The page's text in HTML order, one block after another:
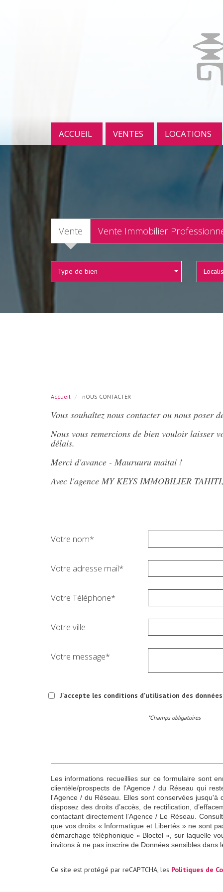
ACCUEIL VENTES LOCATIONS
Vente Vente Immobilier
Type de bien
Accueil nOUS CONTACTER
Vous souhaîtez nous contacter ou nous poser
Nous vous remercions de bien vouloir laisser
délais.
Merci d'avance - Mauruuru maitai !
Avec l'agence MY KEYS IMMOBILIER
Votre nom*
Votre adresse mail*
Votre Téléphone*
Votre ville
Votre message*
J'accepte les conditions d'utilisation des
*Champs obligatoires
Les informations recueillies sur ce formulaire sont
clientèle/prospects de l'Agence / du Réseau qui
l'Agence / du Réseau. Elles sont conservées
disposez des droits d’accès, de rectification,
contactant directement l’Agence / Le Réseau.
que vos droits « Informatique et Libertés » ne sont
démarchage téléphonique « Bloctel », sur laquelle
invitons à ne pas inscrire de Données sensibles dans
Ce site est protégé par reCAPTCHA, les Politiques de